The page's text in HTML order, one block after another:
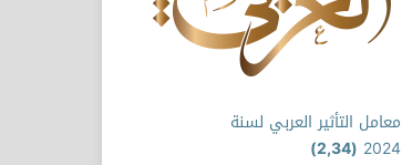
معامل التأثير العربي لسنة
2024
(2,34)